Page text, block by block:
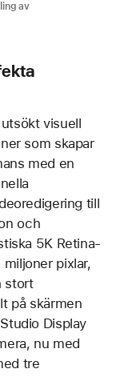
av
visuell
som skapar
med en
till
och
5K Retina-
pixlar,
stort
på skärmen
Display
nu med
tre